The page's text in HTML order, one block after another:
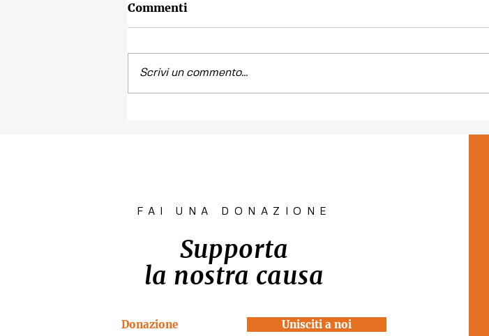
diritto all'abitare a
Commenti
Scrivi un commento...
FAI UNA DONAZIONE
Supporta
la nostra causa
Donazione Unisciti a noi